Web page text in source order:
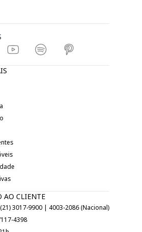
AO CLIENTE
3017-9900 | 4003-2086 (Nacional)
4398